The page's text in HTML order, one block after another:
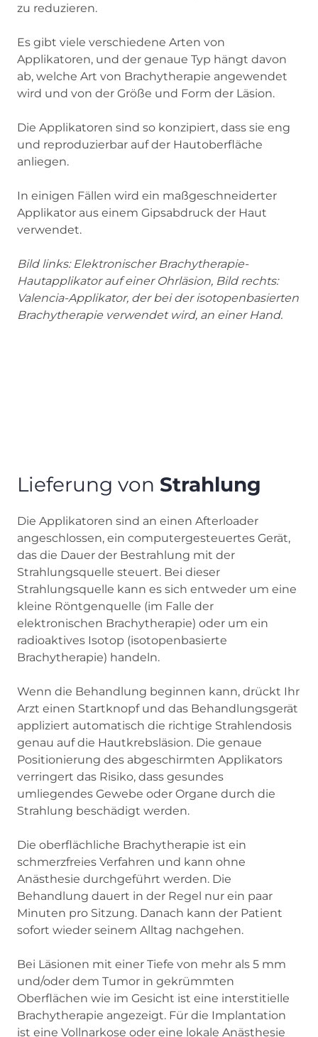
zu reduzieren.
Es gibt viele verschiedene Arten von
Applikatoren, und der genaue Typ hängt davon
ab, welche Art von Brachytherapie angewendet
wird und von der Größe und Form der Läsion.
Die Applikatoren sind so konzipiert, dass sie eng
und reproduzierbar auf der Hautoberfläche
anliegen.
In einigen Fällen wird ein maßgeschneiderter
Applikator aus einem Gipsabdruck der Haut
verwendet.
Bild links: Elektronischer Brachytherapie-
Hautapplikator auf einer Ohrläsion, Bild rechts:
Valencia-Applikator, der bei der isotopenbasierten
Brachytherapie verwendet wird, an einer Hand.
Lieferung von Strahlung
Die Applikatoren sind an einen Afterloader
angeschlossen, ein computergesteuertes Gerät,
das die Dauer der Bestrahlung mit der
Strahlungsquelle steuert. Bei dieser
Strahlungsquelle kann es sich entweder um eine
kleine Röntgenquelle (im Falle der
elektronischen Brachytherapie) oder um ein
radioaktives Isotop (isotopenbasierte
Brachytherapie) handeln.
Wenn die Behandlung beginnen kann, drückt Ihr
Arzt einen Startknopf und das Behandlungsgerät
appliziert automatisch die richtige Strahlendosis
genau auf die Hautkrebsläsion. Die genaue
Positionierung des abgeschirmten Applikators
verringert das Risiko, dass gesundes
umliegendes Gewebe oder Organe durch die
Strahlung beschädigt werden.
Die oberflächliche Brachytherapie ist ein
schmerzfreies Verfahren und kann ohne
Anästhesie durchgeführt werden. Die
Behandlung dauert in der Regel nur ein paar
Minuten pro Sitzung. Danach kann der Patient
sofort wieder seinem Alltag nachgehen.
Bei Läsionen mit einer Tiefe von mehr als 5 mm
und/oder dem Tumor in gekrümmten
Oberflächen wie im Gesicht ist eine interstitielle
Brachytherapie angezeigt. Für die Implantation
ist eine Vollnarkose oder eine lokale Anästhesie